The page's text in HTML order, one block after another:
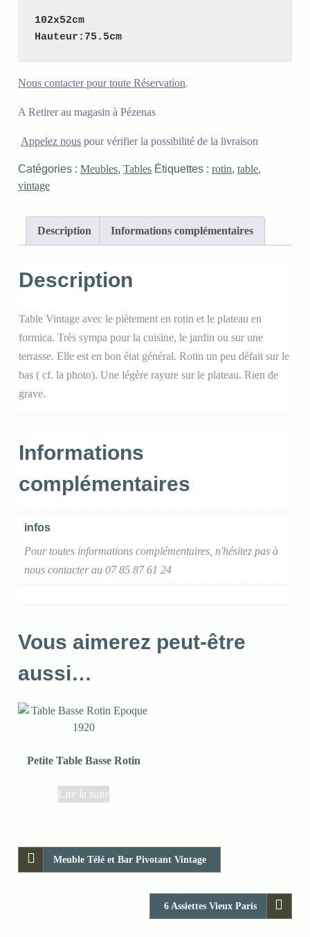
102x52cm
Hauteur:75.5cm
Nous contacter pour toute Réservation.
A Retirer au magasin à Pézenas
Appelez nous pour vérifier la possibilité de la livraison
Catégories :Meubles,Tables Étiquettes :rotin,table,
vintage
Description Informations complémentaires
Description
Table Vintage avec le piètement en rotin et le plateau en
formica. Très sympa pour la cuisine, le jardin ou sur une
terrasse. Elle est en bon état général. Rotin un peu défait sur le
bas ( cf. la photo). Une légère rayure sur le plateau. Rien de
grave.
Informations
complémentaires
infos
Pour toutes informations complémentaires, n'hésitez pas à
nous contacter au 07 85 87 61 24
Vous aimerez peut-être
aussi…
Petite Table Basse Rotin
Lire la suite
Meuble Télé et Bar Pivotant Vintage
6 Assiettes Vieux Paris